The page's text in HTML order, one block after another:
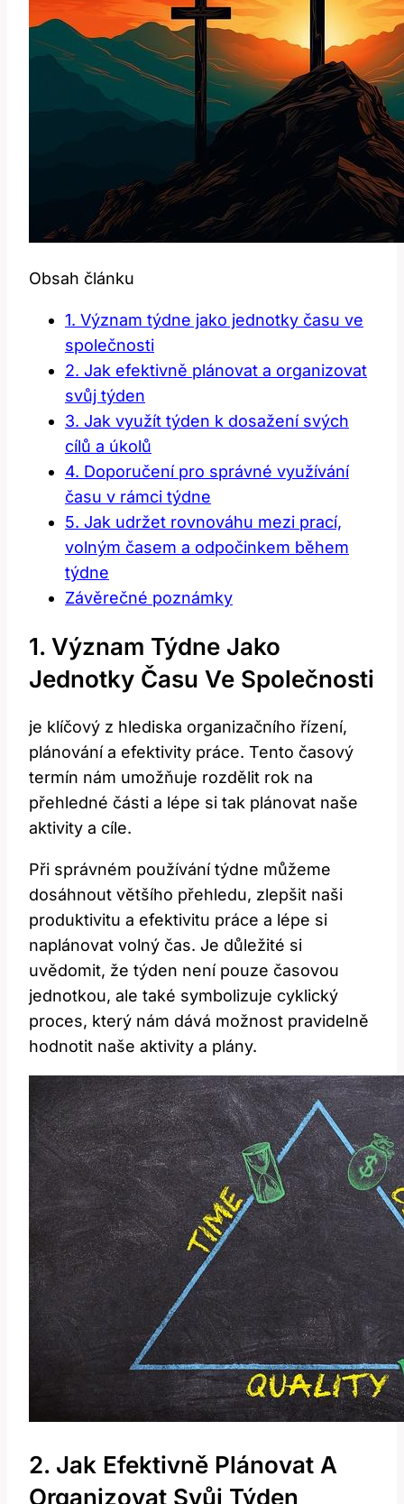
Obsah článku
1. Význam týdne jako jednotky času ve
společnosti
2. Jak efektivně plánovat a organizovat
svůj týden
3. Jak využít týden k dosažení svých
cílů a úkolů
4. Doporučení pro správné využívání
času v rámci týdne
5. Jak udržet rovnováhu mezi prací,
volným časem a odpočinkem během
týdne
Závěrečné poznámky
1. Význam Týdne Jako
Jednotky Času Ve Společnosti
je klíčový z hlediska organizačního řízení,
plánování a efektivity práce. Tento časový
termín nám umožňuje rozdělit rok na
přehledné části a lépe si tak plánovat naše
aktivity a cíle.
Při správném používání týdne můžeme
dosáhnout většího přehledu, zlepšit naši
produktivitu a efektivitu práce a lépe si
naplánovat volný čas. Je důležité si
uvědomit, že týden není pouze časovou
jednotkou, ale také symbolizuje cyklický
proces, který nám dává možnost pravidelně
hodnotit naše aktivity a plány.
2. Jak Efektivně Plánovat A
Organizovat Svůj Týden